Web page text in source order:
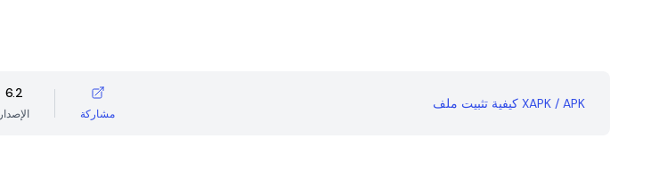
6.2
الإصدار مشاركة
كيفية تثبيت ملف XAPK / APK